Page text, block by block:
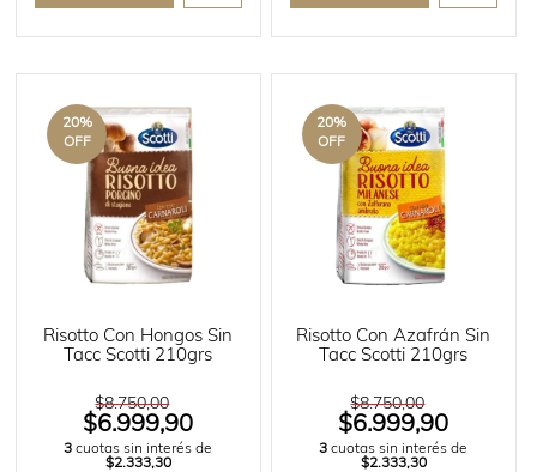
20%
OFF
Risotto Con Hongos Sin
Tacc Scotti 210grs
$8.750,00
$6.999,90
3 cuotas sin interés de
$2.333,30
20%
OFF
Risotto Con Azafrán Sin
Tacc Scotti 210grs
$8.750,00
$6.999,90
3 cuotas sin interés de
$2.333,30